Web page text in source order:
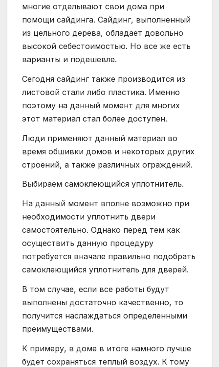
многие отделывают свои дома при
помощи сайдинга. Сайдинг, выполненный
из цельного дерева, обладает довольно
высокой себестоимостью. Но все же есть
варианты и подешевле.
Сегодня сайдинг также производится из
листовой стали либо пластика. Именно
поэтому на данный момент для многих
этот материал стал более доступен.
Люди применяют данный материал во
время обшивки домов и некоторых других
строений, а также различных ограждений.
Выбираем самоклеющийся уплотнитель.
На данный момент вполне возможно при
необходимости уплотнить двери
самостоятельно. Однако перед тем как
осуществить данную процедуру
потребуется вначале правильно подобрать
самоклеющийся уплотнитель для дверей.
В том случае, если все работы будут
выполнены достаточно качественно, то
получится наслаждаться определенными
преимуществами.
К примеру, в доме в итоге намного лучше
будет сохраняться теплый воздух. К тому